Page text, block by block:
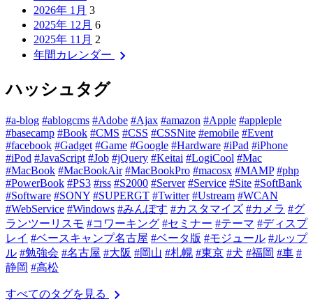
2026年 1月 3
2025年 12月 6
2025年 11月 2
年間カレンダー
chevron_right
ハッシュタグ
#a-blog #ablogcms #Adobe #Ajax #amazon #Apple #appleple
#basecamp #Book #CMS #CSS #CSSNite #emobile #Event
#facebook #Gadget #Game #Google #Hardware #iPad #iPhone
#iPod #JavaScript #Job #jQuery #Keitai #LogiCool #Mac
#MacBook #MacBookAir #MacBookPro #macosx #MAMP #php
#PowerBook #PS3 #rss #S2000 #Server #Service #Site #SoftBank
#Software #SONY #SUPERGT #Twitter #Ustream #WCAN
#WebService #Windows #みんぽす #カスタマイズ #カメラ #グ
ランツーリスモ #コワーキング #セミナー #テーマ #ディスプ
レイ #ベースキャンプ名古屋 #ベータ版 #モジュール #ルップ
ル #勉強会 #名古屋 #大阪 #岡山 #札幌 #東京 #犬 #福岡 #車 #
静岡 #高松
すべてのタグを見る chevron_right